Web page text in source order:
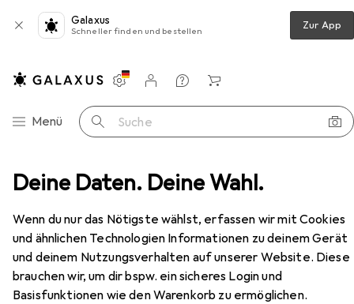
Deine Daten. Deine Wahl.
Wenn du nur das Nötigste wählst, erfassen wir mit Cookies
und ähnlichen Technologien Informationen zu deinem Gerät
und deinem Nutzungsverhalten auf unserer Website. Diese
brauchen wir, um dir bspw. ein sicheres Login und
Basisfunktionen wie den Warenkorb zu ermöglichen.
Galaxus
Schneller finden und bestellen Zur App
Navigation nach Kategorien
Menü Suche
Einstellungen
Kundenkonto
Vergleichslisten
Merklisten
Warenkorb
pattern with crystals, 50X70 cm, color: dark pink
EUR
29,90
EurofiranyCHIC 2 soft rug, decorated
with geometric pattern with crystals,
50X70 cm, color: dark pink